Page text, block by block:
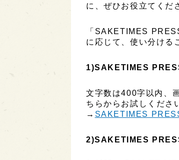
に、ぜひお役立てくだ
「SAKETIMES
に応じて、使い分ける
1)SAKETIMES
文字数は400字以内、
ちらからお試しくださ
→ SAKETIMES
2)SAKETIMES